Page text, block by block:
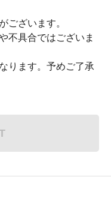
います。
合ではございま
す。予めご了承